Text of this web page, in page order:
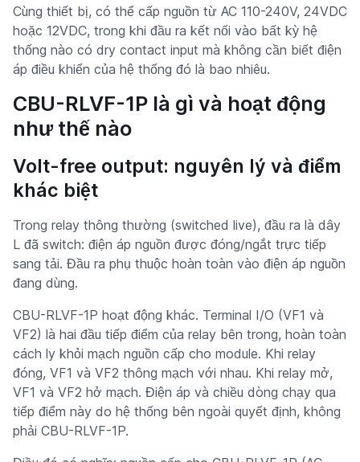
Cùng thiết bị, có thể cấp nguồn từ AC 110-240V, 24VDC
hoặc 12VDC, trong khi đầu ra kết nối vào bất kỳ hệ
thống nào có dry contact input mà không cần biết điện
áp điều khiển của hệ thống đó là bao nhiêu.
CBU-RLVF-1P là gì và hoạt động
như thế nào
Volt-free output: nguyên lý và điểm
khác biệt
Trong relay thông thường (switched live), đầu ra là dây
L đã switch: điện áp nguồn được đóng/ngắt trực tiếp
sang tải. Đầu ra phụ thuộc hoàn toàn vào điện áp nguồn
đang dùng.
CBU-RLVF-1P hoạt động khác. Terminal I/O (VF1 và
VF2) là hai đầu tiếp điểm của relay bên trong, hoàn toàn
cách ly khỏi mạch nguồn cấp cho module. Khi relay
đóng, VF1 và VF2 thông mạch với nhau. Khi relay mở,
VF1 và VF2 hở mạch. Điện áp và chiều dòng chạy qua
tiếp điểm này do hệ thống bên ngoài quyết định, không
phải CBU-RLVF-1P.